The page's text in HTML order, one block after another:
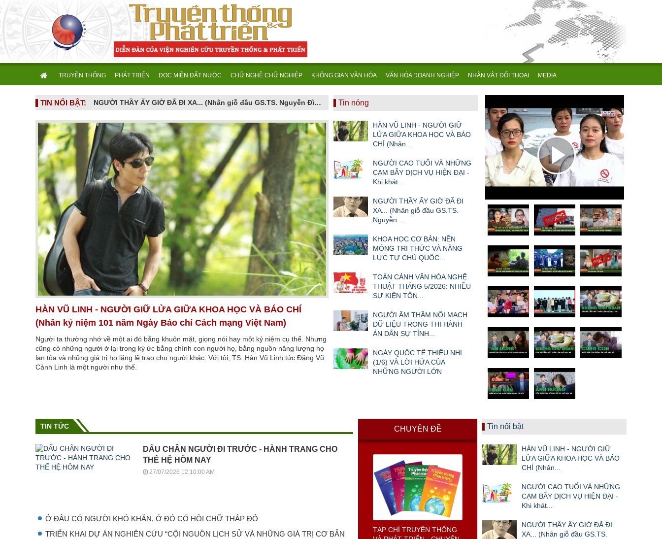
TRUYỀN THỐNG PHÁT TRIỂN DỌC MIỀN ĐẤT NƯỚC CHỮ NGHỀ CHỮ NGHIỆP KHÔNG GIAN VĂN HÓA VĂN HÓA DOANH NGHIỆP NHÂN VẬT ĐỐI THOẠI MEDIA
TIN NỔI BẬT:
NGƯỜI CAO TUỔI VÀ NHỮNG CẠM BẪY DỊCH VỤ HIỆN ĐẠI - Khi khát vọng sống vui ở tuổi già bị dẫn dụ vào mê cung hợp đồng kỳ nghỉ NGƯỜI THẦY ẤY GIỜ ĐÃ ĐI XA... (Nhân giỗ đầu GS.TS. Nguyễn Đình Tấn - 16/6/2026 tức ngày 02.5 âm lịch)
HÀN VŨ LINH - NGƯỜI GIỮ LỬA GIỮA KHOA HỌC VÀ BÁO CHÍ
(Nhân kỷ niệm 101 năm Ngày Báo chí Cách mạng Việt Nam)
Người ta thường nhớ về một ai đó bằng khuôn mặt, giọng nói hay một kỷ niệm cụ thể. Nhưng
cũng có những người ở lại trong ký ức bằng chính con người họ, bằng nguồn năng lượng họ
lan tỏa và những giá trị họ lặng lẽ trao cho người khác. Với tôi, TS. Hàn Vũ Linh tức Đặng Vũ
Cảnh Linh là một người như thế.
Tin nóng
HÀN VŨ LINH - NGƯỜI GIỮ
LỬA GIỮA KHOA HỌC VÀ BÁO
CHÍ (Nhân...
NGƯỜI CAO TUỔI VÀ NHỮNG
CẠM BẪY DỊCH VỤ HIỆN ĐẠI -
Khi khát...
NGƯỜI THẦY ẤY GIỜ ĐÃ ĐI
XA... (Nhân giỗ đầu GS.TS.
Nguyễn...
KHOA HỌC CƠ BẢN: NỀN
MÓNG TRI THỨC VÀ NĂNG
LỰC TỰ CHỦ QUỐC...
TOÀN CẢNH VĂN HÓA NGHỆ
THUẬT THÁNG 5/2026: NHIỀU
SỰ KIỆN TÔN...
NGƯỜI ÂM THẦM NỐI MẠCH
DỮ LIỆU TRONG THI HÀNH
ÁN DÂN SỰ TỈNH...
NGÀY QUỐC TẾ THIẾU NHI
(1/6) VÀ LỜI HỨA CỦA
NHỮNG NGƯỜI LỚN
TIN TỨC
DẤU CHÂN NGƯỜI ĐI TRƯỚC - HÀNH TRANG CHO
THẾ HỆ HÔM NAY
27/07/2026 12:10:00 AM
Ở ĐÂU CÓ NGƯỜI KHÓ KHĂN, Ở ĐÓ CÓ HỘI CHỮ THẬP ĐỎ
TRIỂN KHAI DỰ ÁN NGHIÊN CỨU “CỘI NGUỒN LỊCH SỬ VÀ NHỮNG GIÁ TRỊ CƠ BẢN
CHUYÊN ĐỀ
CẢNH SÁT BIỂN VIỆT NAM
Tin nổi bật
HÀN VŨ LINH - NGƯỜI GIỮ
LỬA GIỮA KHOA HỌC VÀ BÁO
CHÍ (Nhân...
NGƯỜI CAO TUỔI VÀ NHỮNG
CẠM BẪY DỊCH VỤ HIỆN ĐẠI -
Khi khát...
NGƯỜI THẦY ẤY GIỜ ĐÃ ĐI
XA... (Nhân giỗ đầu GS.TS.